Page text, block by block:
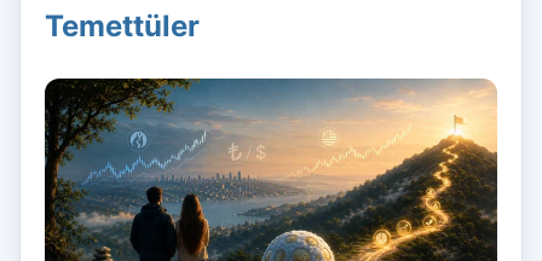
Temettüler